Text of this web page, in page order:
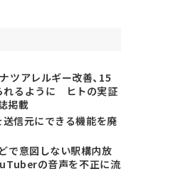
ツアレルギー改善、15
れるように ヒトの実証
掲載
信元にできる機能を廃
で意図しない駅構内放
の音声を不正に流